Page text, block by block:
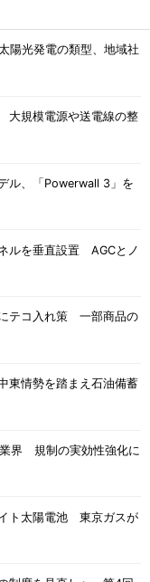
陽光発電の類型、地域社
大規模電源や送電線の整
ル、「Powerwall 3」を
ルを垂直設置 AGCとノ
テコ入れ策 一部商品の
東情勢を踏まえ石油備蓄
界 規制の実効性強化に
ト太陽電池 東京ガスが